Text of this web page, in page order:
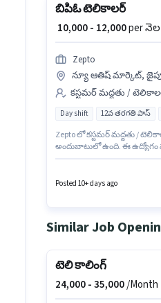
బిపిఓ టెలికాలర్
₹ 10,000 - 12,000per నెల
Zepto
న్యూ ఆతిష్ మార్కెట్,
కస్టమర్ మద్దతు /
Day shift 12వ తరగతి పాస్
Zepto లో కస్టమర్ మద్దతు /
అందుబాటులో ఉంది. ఈ ఉద్యోగం
ప్రాతిపదికపై, DAY shift మరియు
Posted 10+ days ago
Similar Job
టెలి కాలింగ్
24,000 -35,000/Month